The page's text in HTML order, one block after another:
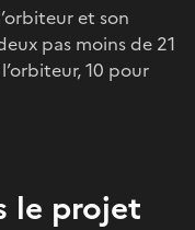
et son
pas moins de 21
10 pour
le projet